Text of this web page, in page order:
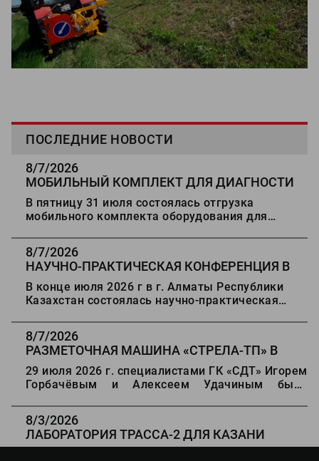
ПОСЛЕДНИЕ НОВОСТИ
8/7/2026
МОБИЛЬНЫЙ КОМПЛЕКТ ДЛЯ ДИАГНОСТИ
ДОРОГ В СТАВРОПОЛЬ
В пятницу 31 июля состоялась отгрузка
мобильного комплекта оборудования для
Ставрополь.
8/7/2026
НАУЧНО-ПРАКТИЧЕСКАЯ КОНФЕРЕНЦИЯ В
АЛМАТЫ
В конце июля 2026 г в г. Алматы Республики
Казахстан состоялась научно-практическая
автомобильных дорог Казахстана".
8/7/2026
РАЗМЕТОЧНАЯ МАШИНА «СТРЕЛА-ТП» В
ДЕРБЕНТ
29 июля 2026 г. специалистами ГК «СДТ» Игорем
Горбачёвым и Алексеем Удачиным была
дорог «Стрела ТП» Заказчику в г Дербенте.
8/3/2026
ЛАБОРАТОРИЯ ТРАССА-2 ДЛЯ КАЗАНИ